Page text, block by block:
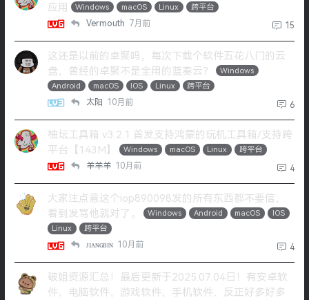
应用
Windows macOS Linux 跨平台
Vermouth 7月前 15
这还是以前的卓聚吗，每次下载个软件五花八门的云
盘，曾经的卓聚不是全用的蓝奏云？
Windows
Android
macOS IOS Linux 跨平台
太阳 10月前 6
柚坛工具箱 v3.2.1 首发支持鸿蒙的玩机工具箱/支持跨
平台【143M】
Windows macOS Linux 跨平台
羊羊羊 10月前 4
大家注点意这个iop890098发的所有东西都不要信，
看到发骂他就对了。
Windows Android macOS
IOS
Linux
跨平台
ᴊɪᴀɴɢʙɪɴ 10月前 4
破姐资源汇总！最后更新于2025.07.04日！有安卓软
件、电脑软件、游戏软件、手机软件、反正好多好多